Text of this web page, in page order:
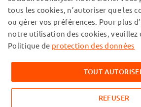
© subtel.fr 2026
Tous les prix incluent la TVA et excluent
Veuillez noter que toutes les marques
mentionnées sur nos pages web
informations sur nos produits.
tous les cookies, n’autoriser que les
ou gérer vos préférences. Pour plus
notre utilisation des cookies,
Politique de protection des données
TOUT
REFUSER